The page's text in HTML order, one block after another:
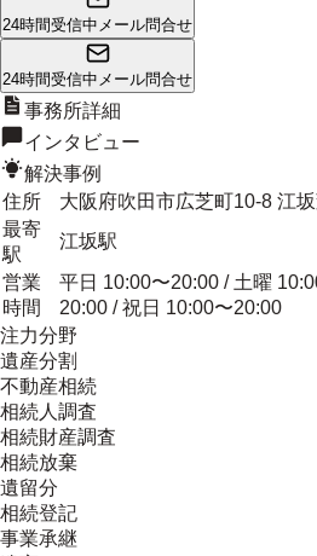
24時間受信中 メール問合せ
24時間受信中 メール問合せ
事務所詳細
インタビュー
解決事例
住所
大阪府吹田市広芝町10-8 江
最寄
駅
江坂駅
営業
時間
平日 10:00〜20:00 / 土曜
20:00 / 祝日 10:00〜20:00
注力分野
遺産分割
不動産相続
相続人調査
相続財産調査
相続放棄
遺留分
相続登記
事業承継